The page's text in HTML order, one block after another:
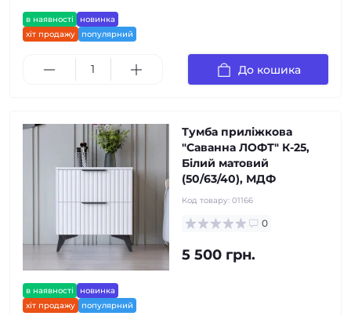
в наявності
новинка
хіт продажу
популярний
До кошика
в наявності
новинка
хіт продажу
популярний
Тумба приліжкова
"Саванна ЛОФТ" К-25,
Білий матовий
(50/63/40), МДФ
Код товару: 01166
0
5 500 грн.